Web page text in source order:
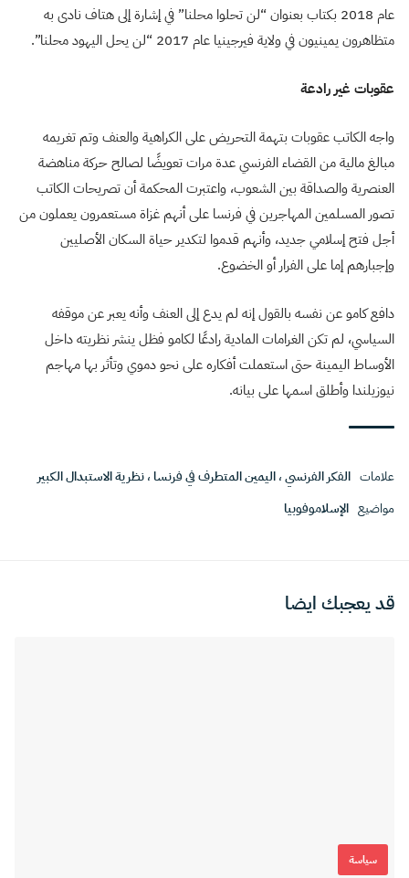
عام 2018 بكتاب بعنوان “لن تحلوا محلنا” في إشارة إلى هتاف نادى به
متظاهرون يمينيون في ولاية فيرجينيا عام 2017 “لن يحل اليهود محلنا”.
عقوبات غير رادعة
واجه الكاتب عقوبات بتهمة التحريض على الكراهية والعنف وتم تغريمه
مبالغ مالية من القضاء الفرنسي عدة مرات تعويضًا لصالح حركة مناهضة
العنصرية والصداقة بين الشعوب، واعتبرت المحكمة أن تصريحات الكاتب
تصور المسلمين المهاجرين في فرنسا على أنهم غزاة مستعمرون يعملون من
أجل فتح إسلامي جديد، وأنهم قدموا لتكدير حياة السكان الأصليين
وإجبارهم إما على الفرار أو الخضوع.
دافع كامو عن نفسه بالقول إنه لم يدع إلى العنف وأنه يعبر عن موقفه
السياسي، لم تكن الغرامات المادية رادعًا لكامو فظل ينشر نظريته داخل
الأوساط اليمينة حتى استعملت أفكاره على نحو دموي وتأثر بها مهاجم
نيوزيلندا وأطلق اسمها على بيانه.
علامات الفكر الفرنسي،اليمين المتطرف في فرنسا،نظرية الاستبدال الكبير
مواضيع الإسلاموفوبيا
قد يعجبك ايضا
سياسة